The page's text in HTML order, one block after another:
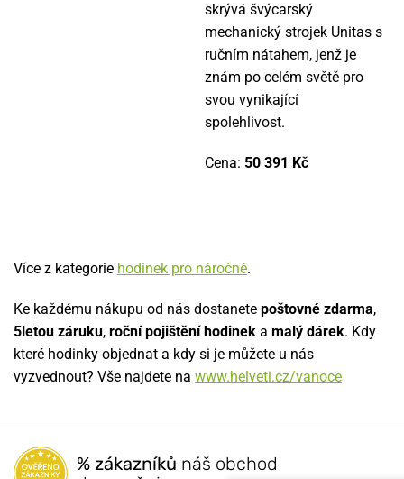
skrývá švýcarský
mechanický strojek Unitas s
ručním nátahem, jenž je
znám po celém světě pro
svou vynikající
spolehlivost.
Cena: 50 391 Kč
Více z kategorie hodinek pro náročné.
Ke každému nákupu od nás dostanete poštovné zdarma,
5letou záruku, roční pojištění hodinek a malý dárek. Kdy
které hodinky objednat a kdy si je můžete u nás
vyzvednout? Vše najdete na www.helveti.cz/vanoce
% zákazníků náš obchod